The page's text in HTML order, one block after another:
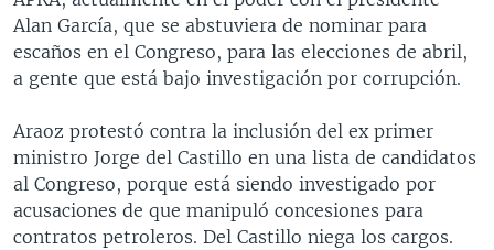
NOTA ECONÓMICA
ENTRETENIMIENTO
Idiomas
Alan García, que se abstuviera de nominar para
escaños en el Congreso, para las elecciones de abril,
a gente que está bajo investigación por corrupción.
Araoz protestó contra la inclusión del ex primer
ministro Jorge del Castillo en una lista de candidatos
al Congreso, porque está siendo investigado por
acusaciones de que manipuló concesiones para
contratos petroleros. Del Castillo niega los cargos.